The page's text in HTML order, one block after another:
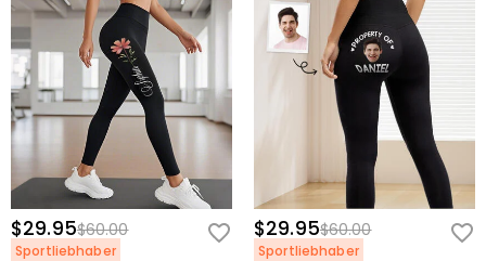
$29.95$60.00
Sportliebhaber
$29.95$60.00
Sportliebhaber